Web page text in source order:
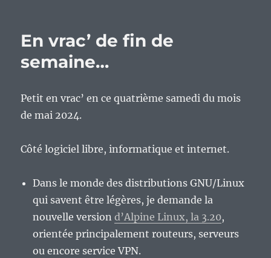
fin
En vrac’ de fin de
semaine…
Petit en vrac’ en ce quatrième samedi du mois
de mai 2024.
Côté logiciel libre, informatique et internet.
Dans le monde des distributions GNU/Linux
qui savent être légères, je demande la
nouvelle versiond’Alpine Linux, la 3.20,
orientée principalement routeurs, serveurs
ou encore service VPN.